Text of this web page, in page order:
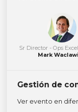
Sr Director - Ops
Mark
Gestión de
Ver evento en